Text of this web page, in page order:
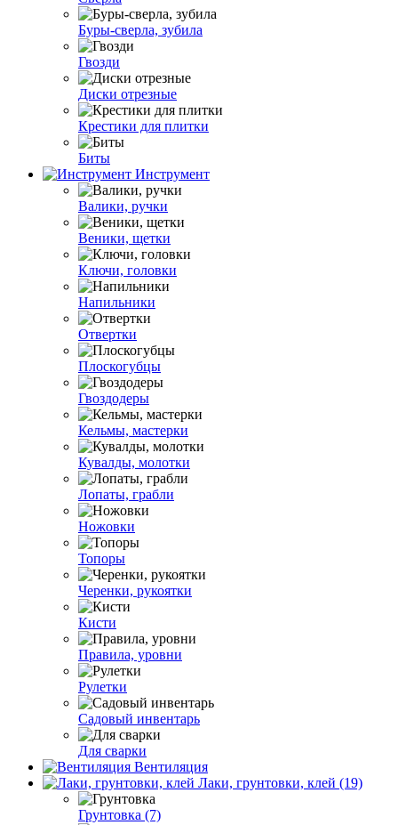
Буры-сверла, зубила
Гвозди
Диски отрезные
Крестики для плитки
Биты
Инструмент
Валики, ручки
Веники, щетки
Ключи, головки
Напильники
Отвертки
Плоскогубцы
Гвоздодеры
Кельмы, мастерки
Кувалды, молотки
Лопаты, грабли
Ножовки
Топоры
Черенки, рукоятки
Кисти
Правила, уровни
Рулетки
Садовый инвентарь
Для сварки
Вентиляция
Лаки, грунтовки, клей (19)
Грунтовка (7)